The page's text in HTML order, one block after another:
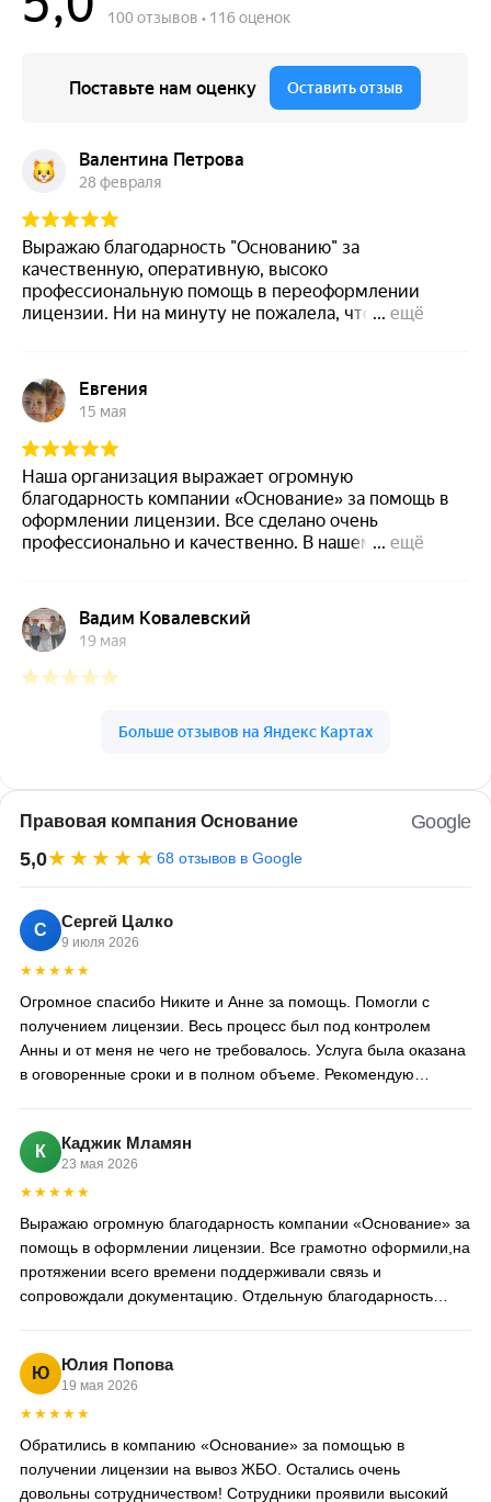
Правовая компания Основание
Google
5,0★★★★★68 отзывов в Google
С Сергей Цалко
9 июля 2026
★★★★★
Огромное спасибо Никите и Анне за помощь. Помогли с
получением лицензии. Весь процесс был под контролем
Анны и от меня не чего не требовалось. Услуга была оказана
в оговоренные сроки и в полном объеме. Рекомендую
К Каджик Мламян
23 мая 2026
★★★★★
Выражаю огромную благодарность компании «Основание» за
помощь в оформлении лицензии. Все грамотно оформили,на
протяжении всего времени поддерживали связь и
сопровождали документацию. Отдельную благодарность
Ю Юлия Попова
19 мая 2026
★★★★★
Обратились в компанию «Основание» за помощью в
получении лицензии на вывоз ЖБО. Остались очень
довольны сотрудничеством! Сотрудники проявили высокий